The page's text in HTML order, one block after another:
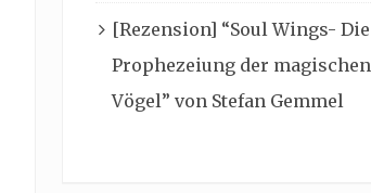
[Rezension] “Soul Wings- Die
Prophezeiung der magischen
Vögel” von Stefan Gemmel